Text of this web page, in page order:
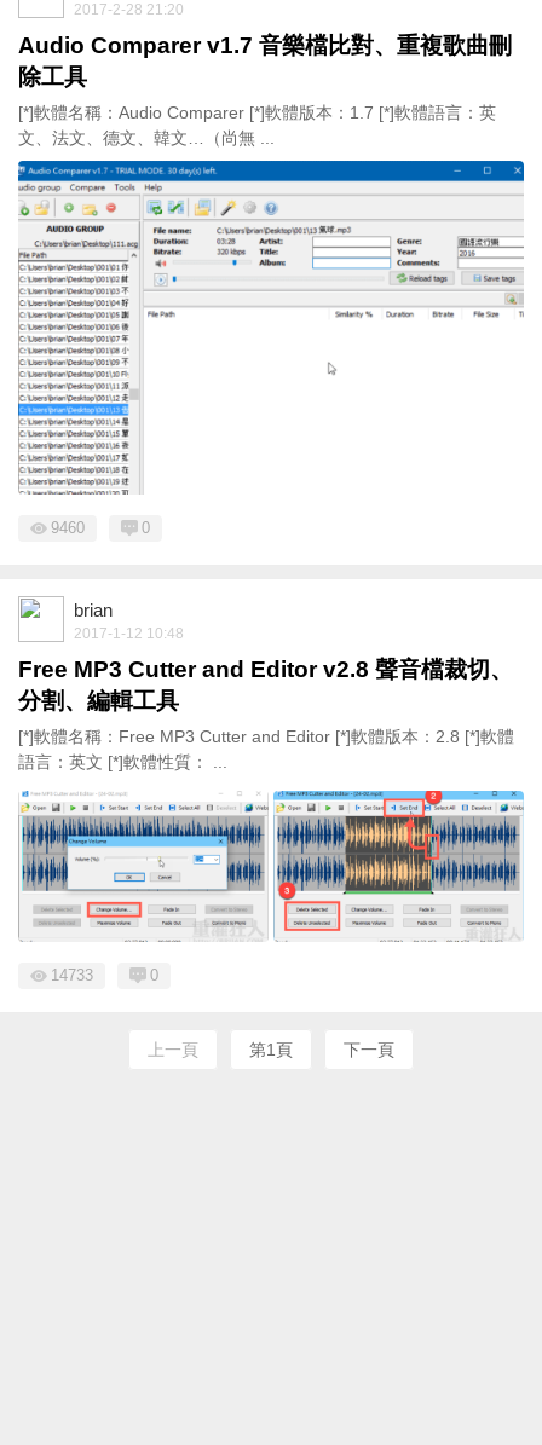
2017-2-28 21:20
Audio Comparer v1.7 音樂檔比對、重複歌曲刪
除工具
[*]軟體名稱：Audio Comparer [*]軟體版本：1.7 [*]軟體語言：英
文、法文、德文、韓文…（尚無 ...
9460 0
brian
2017-1-12 10:48
Free MP3 Cutter and Editor v2.8 聲音檔裁切、
分割、編輯工具
[*]軟體名稱：Free MP3 Cutter and Editor [*]軟體版本：2.8 [*]軟體
語言：英文 [*]軟體性質： ...
14733 0
上一頁 第1頁 下一頁